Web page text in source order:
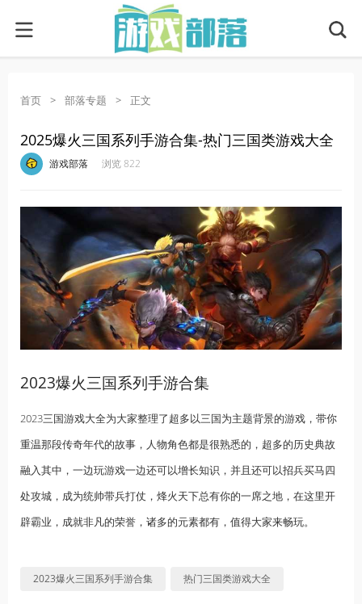
首页 > 部落专题 > 正文
2025爆火三国系列手游合集-热门三国类游戏大全
游戏部落 浏览 822
2023爆火三国系列手游合集
2023三国游戏大全为大家整理了超多以三国为主题背景的游戏，带你
重温那段传奇年代的故事，人物角色都是很熟悉的，超多的历史典故
融入其中，一边玩游戏一边还可以增长知识，并且还可以招兵买马四
处攻城，成为统帅带兵打仗，烽火天下总有你的一席之地，在这里开
辟霸业，成就非凡的荣誉，诸多的元素都有，值得大家来畅玩。
2023爆火三国系列手游合集 热门三国类游戏大全